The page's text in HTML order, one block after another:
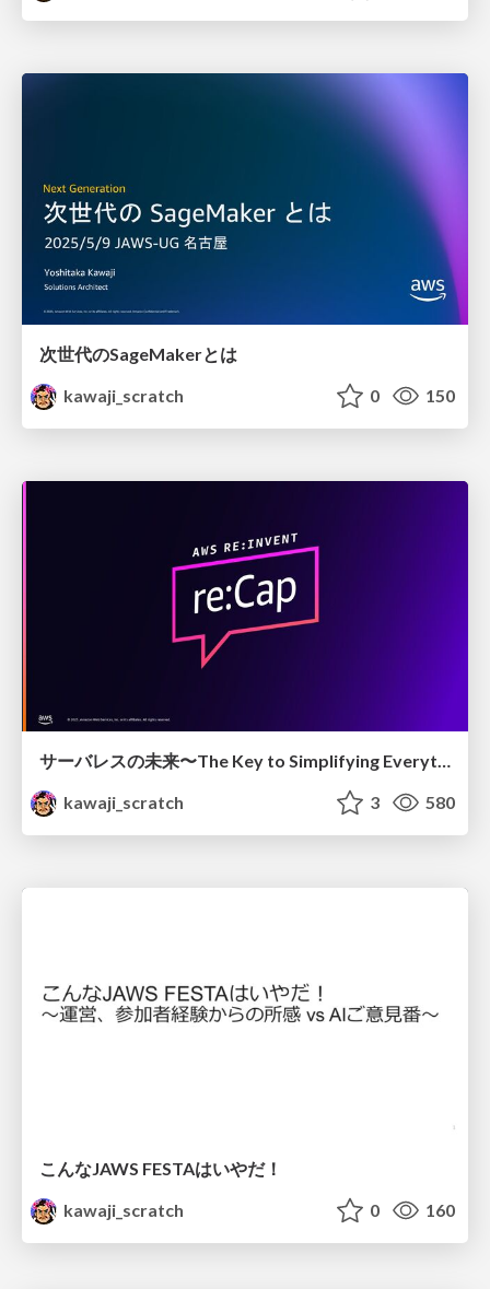
次世代のSageMakerとは
kawaji_scratch
0 150
サーバレスの未来〜The Key to Simplifying Everything〜
kawaji_scratch
3 580
こんなJAWS FESTAはいやだ！
kawaji_scratch
0 160